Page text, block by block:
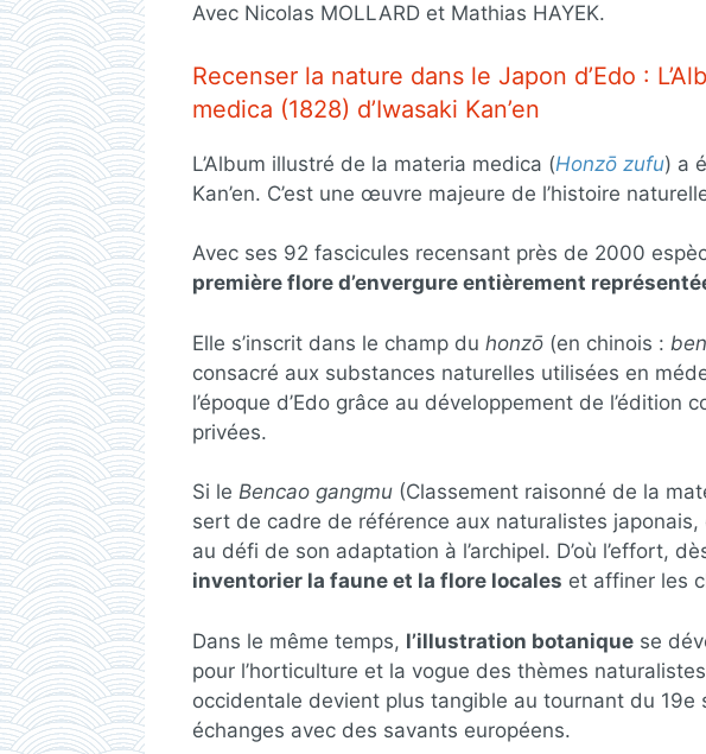
Avec Nicolas MOLLARD et Mathias HAYEK.
Recenser la nature dans le Japon d’Edo :
medica (1828) d’Iwasaki Kan’en
L’Album illustré de la materia medica (Honzō zufu) a
Kan’en. C’est une œuvre majeure de l’histoire
Avec ses 92 fascicules recensant près de 2000
première flore d’envergure entièrement
Elle s’inscrit dans le champ du honzō (en chinois :
consacré aux substances naturelles utilisées en
l’époque d’Edo grâce au développement de l’édition
privées.
Si le Bencao gangmu (Classement raisonné de la
sert de cadre de référence aux naturalistes
au défi de son adaptation à l’archipel. D’où l’effort,
inventorier la faune et la flore locales et affiner les
Dans le même temps, l’illustration botanique se
pour l’horticulture et la vogue des thèmes
occidentale devient plus tangible au tournant du 19e
échanges avec des savants européens.